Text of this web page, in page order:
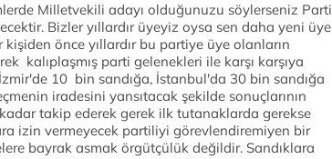
Milletvekili adayı olduğunuzu söylerseniz Parti
Bizler yıllardır üyeyiz oysa sen daha yeni üye
önce yıllardır bu partiye üye olanların
kalıplaşmış parti gelenekleri ile karşı karşıya
10 bin sandığa, İstanbul'da 30 bin sandığa
iradesini yansıtacak şekilde sonuçlarının
takip ederek gerek ilk tutanaklarda gerekse
izin vermeyecek partiliyi görevlendiremiyen bir
bayrak asmak örgütçülük değildir. Sandıklara